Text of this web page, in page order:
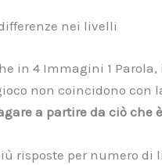
nei livelli
in 4 Immagini 1
non coincidono con
a partire da ciò che
risposte per numero